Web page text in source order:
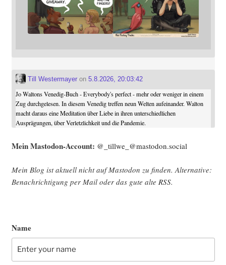
Till Westermayeron 5.8.2026, 20:03:42
Jo Waltons Venedig-Buch - Everybody's perfect - mehr oder weniger in einem
Zug durchgelesen. In diesem Venedig treffen neun Welten aufeinander. Walton
macht daraus eine Meditation über Liebe in ihren unterschiedlichen
Ausprägungen, über Verletzlichkeit und die Pandemie.
Mein Mast­o­don-Account: @_tillwe_@mastodon.social
Mein Blog ist aktu­ell nicht auf Mast­o­don zu fin­den. Alter­na­ti­ve:
Benach­rich­ti­gung per Mail oder das gute alte RSS.
Name